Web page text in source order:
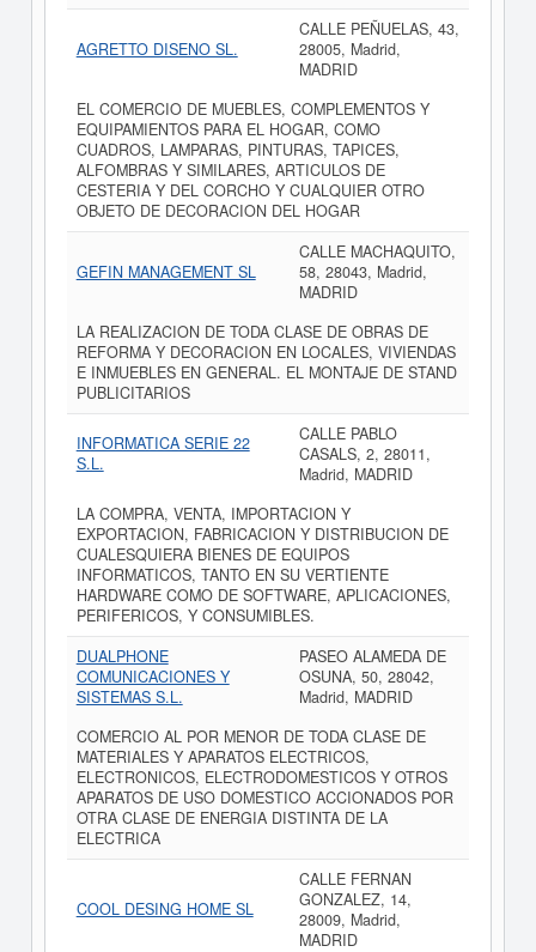
AGRETTO DISENO SL.
CALLE PEÑUELAS, 43,
28005, Madrid,
MADRID
EL COMERCIO DE MUEBLES, COMPLEMENTOS Y
EQUIPAMIENTOS PARA EL HOGAR, COMO
CUADROS, LAMPARAS, PINTURAS, TAPICES,
ALFOMBRAS Y SIMILARES, ARTICULOS DE
CESTERIA Y DEL CORCHO Y CUALQUIER OTRO
OBJETO DE DECORACION DEL HOGAR
GEFIN MANAGEMENT SL
CALLE MACHAQUITO,
58, 28043, Madrid,
MADRID
LA REALIZACION DE TODA CLASE DE OBRAS DE
REFORMA Y DECORACION EN LOCALES, VIVIENDAS
E INMUEBLES EN GENERAL. EL MONTAJE DE STAND
PUBLICITARIOS
INFORMATICA SERIE 22
S.L.
CALLE PABLO
CASALS, 2, 28011,
Madrid, MADRID
LA COMPRA, VENTA, IMPORTACION Y
EXPORTACION, FABRICACION Y DISTRIBUCION DE
CUALESQUIERA BIENES DE EQUIPOS
INFORMATICOS, TANTO EN SU VERTIENTE
HARDWARE COMO DE SOFTWARE, APLICACIONES,
PERIFERICOS, Y CONSUMIBLES.
DUALPHONE
COMUNICACIONES Y
SISTEMAS S.L.
PASEO ALAMEDA DE
OSUNA, 50, 28042,
Madrid, MADRID
COMERCIO AL POR MENOR DE TODA CLASE DE
MATERIALES Y APARATOS ELECTRICOS,
ELECTRONICOS, ELECTRODOMESTICOS Y OTROS
APARATOS DE USO DOMESTICO ACCIONADOS POR
OTRA CLASE DE ENERGIA DISTINTA DE LA
ELECTRICA
COOL DESING HOME SL
CALLE FERNAN
GONZALEZ, 14,
28009, Madrid,
MADRID